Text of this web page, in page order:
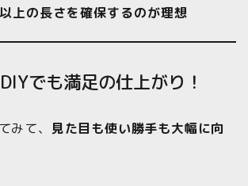
上の長さを確保するのが理想
でも満足の仕上がり！
みて、 見た目も使い勝手も大幅に向